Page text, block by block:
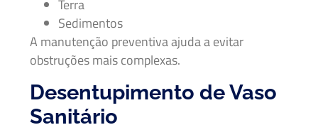
Terra
Sedimentos
A manutenção preventiva ajuda a evitar
obstruções mais complexas.
Desentupimento de Vaso
Sanitário